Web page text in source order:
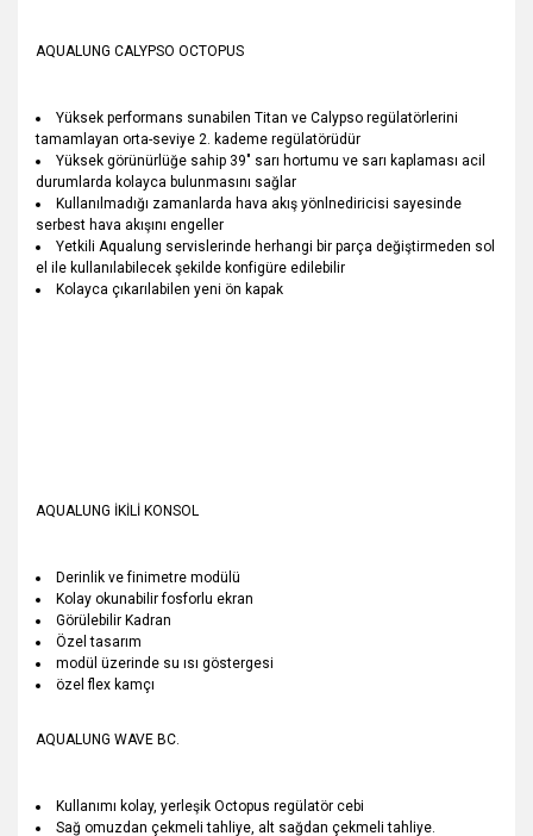
AQUALUNG CALYPSO OCTOPUS
Yüksek performans sunabilen Titan ve Calypso regülatörlerini
tamamlayan orta-seviye 2. kademe regülatörüdür
Yüksek görünürlüğe sahip 39" sarı hortumu ve sarı kaplaması acil
durumlarda kolayca bulunmasını sağlar
Kullanılmadığı zamanlarda hava akış yönlnediricisi sayesinde
serbest hava akışını engeller
Yetkili Aqualung servislerinde herhangi bir parça değiştirmeden sol
el ile kullanılabilecek şekilde konfigüre edilebilir
Kolayca çıkarılabilen yeni ön kapak
AQUALUNG İKİLİ KONSOL
Derinlik ve finimetre modülü
Kolay okunabilir fosforlu ekran
Görülebilir Kadran
Özel tasarım
modül üzerinde su ısı göstergesi
özel flex kamçı
AQUALUNG WAVE BC.
Kullanımı kolay, yerleşik Octopus regülatör cebi
Sağ omuzdan çekmeli tahliye, alt sağdan çekmeli tahliye.